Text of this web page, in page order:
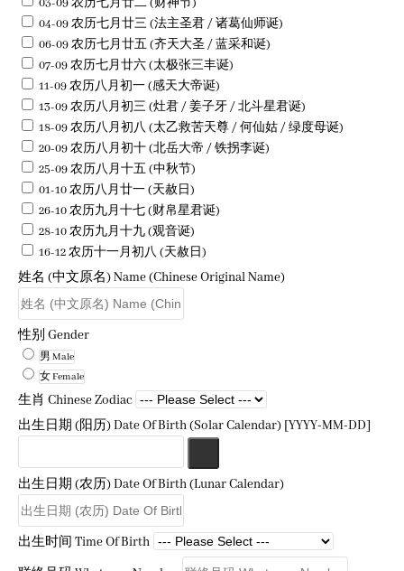
03-09 农历七月廿二 (财神节)
04-09 农历七月廿三 (法主圣君 / 诸葛仙师诞)
06-09 农历七月廿五 (齐天大圣 / 蓝采和诞)
07-09 农历七月廿六 (太极张三丰诞)
11-09 农历八月初一 (感天大帝诞)
13-09 农历八月初三 (灶君 / 姜子牙 / 北斗星君诞)
18-09 农历八月初八 (太乙救苦天尊 / 何仙姑 / 绿度母诞)
20-09 农历八月初十 (北岳大帝 / 铁拐李诞)
25-09 农历八月十五 (中秋节)
01-10 农历八月廿一 (天赦日)
26-10 农历九月十七 (财帛星君诞)
28-10 农历九月十九 (观音诞)
16-12 农历十一月初八 (天赦日)
姓名 (中文原名) Name (Chinese Original Name)
性别 Gender
男 Male
女 Female
生肖 Chinese Zodiac
出生日期 (阳历) Date Of Birth (Solar Calendar) [YYYY-MM-DD]
出生日期 (农历) Date Of Birth (Lunar Calendar)
出生时间 Time Of Birth